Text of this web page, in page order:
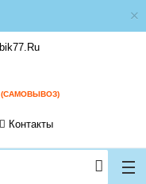
(САМОВЫВОЗ)
Контакты